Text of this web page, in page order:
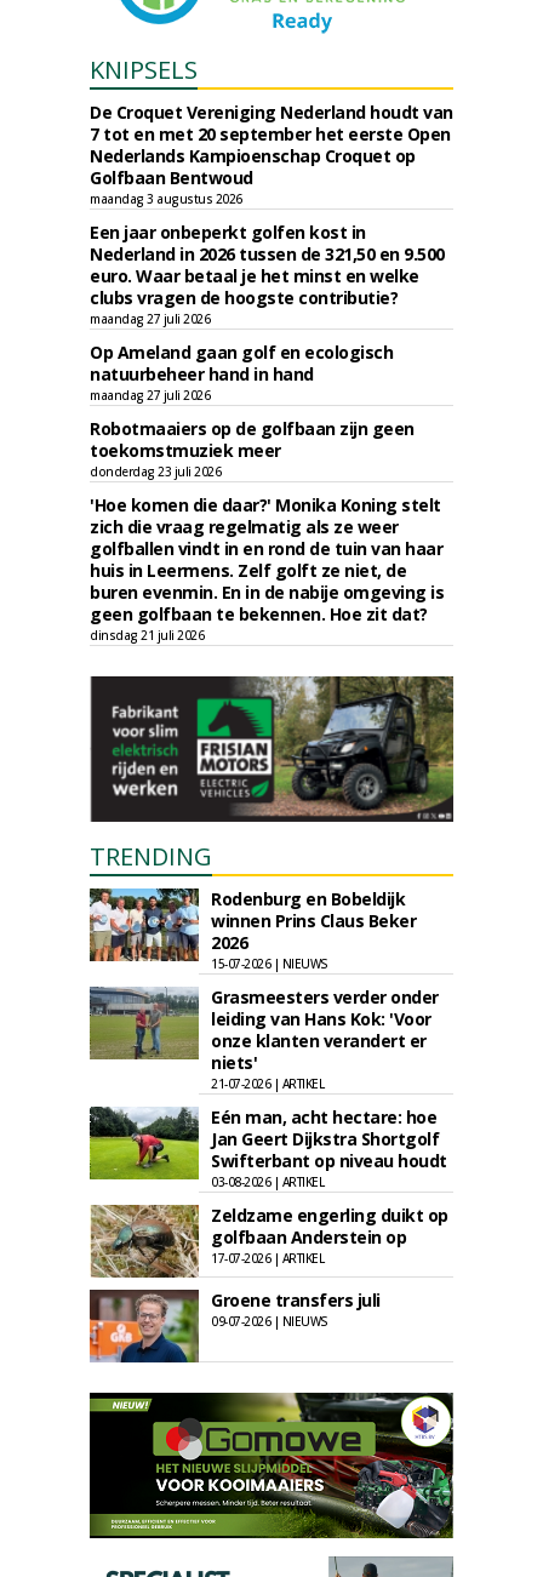
KNIPSELS
De Croquet Vereniging Nederland houdt van
7 tot en met 20 september het eerste Open
Nederlands Kampioenschap Croquet op
Golfbaan Bentwoud
maandag 3 augustus 2026
Een jaar onbeperkt golfen kost in
Nederland in 2026 tussen de 321,50 en 9.500
euro. Waar betaal je het minst en welke
clubs vragen de hoogste contributie?
maandag 27 juli 2026
Op Ameland gaan golf en ecologisch
natuurbeheer hand in hand
maandag 27 juli 2026
Robotmaaiers op de golfbaan zijn geen
toekomstmuziek meer
donderdag 23 juli 2026
'Hoe komen die daar?' Monika Koning stelt
zich die vraag regelmatig als ze weer
golfballen vindt in en rond de tuin van haar
huis in Leermens. Zelf golft ze niet, de
buren evenmin. En in de nabije omgeving is
geen golfbaan te bekennen. Hoe zit dat?
dinsdag 21 juli 2026
TRENDING
Rodenburg en Bobeldijk
winnen Prins Claus Beker
2026
15-07-2026 | NIEUWS
Grasmeesters verder onder
leiding van Hans Kok: 'Voor
onze klanten verandert er
niets'
21-07-2026 | ARTIKEL
Eén man, acht hectare: hoe
Jan Geert Dijkstra Shortgolf
Swifterbant op niveau houdt
03-08-2026 | ARTIKEL
Zeldzame engerling duikt op
golfbaan Anderstein op
17-07-2026 | ARTIKEL
Groene transfers juli
09-07-2026 | NIEUWS